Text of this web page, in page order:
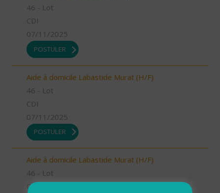
46 - Lot
CDI
07/11/2025
POSTULER
Aide à domicile Labastide Murat (H/F)
46 - Lot
CDI
07/11/2025
POSTULER
Aide à domicile Labastide Murat (H/F)
46 - Lot
CDI